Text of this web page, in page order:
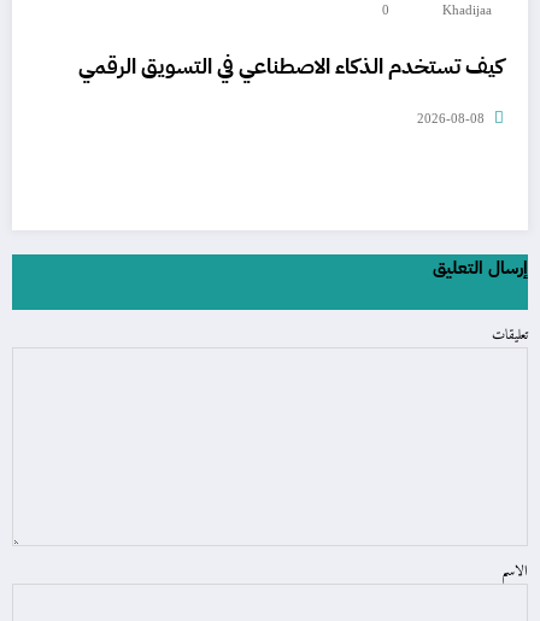
Khadijaa
0
كيف تستخدم الذكاء الاصطناعي في التسويق الرقمي
2026-08-08
إرسال التعليق
تعليقات
الاسم